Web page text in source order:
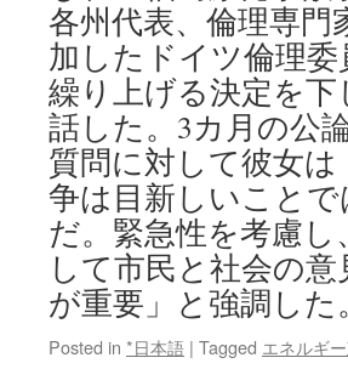
各州代表、倫理専
加したドイツ倫理
繰り上げる決定を
話した。3カ月の公
質問に対して彼女
争は目新しいこと
だ。緊急性を考慮
して市民と社会の
が重要」と強調し
Posted in *日本語 | Tagged エネルギ